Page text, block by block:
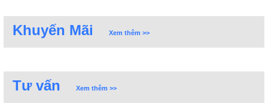
Khuyến Mãi Xem thêm >>
Tư vấn Xem thêm >>